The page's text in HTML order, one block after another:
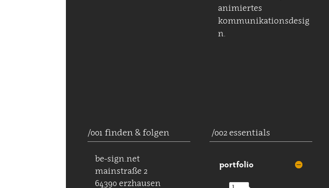
animiertes
kommunikationsdesig
n.
/001 finden & folgen
be-sign.net
mainstraße 2
64390 erzhausen
/002 essentials
portfolio